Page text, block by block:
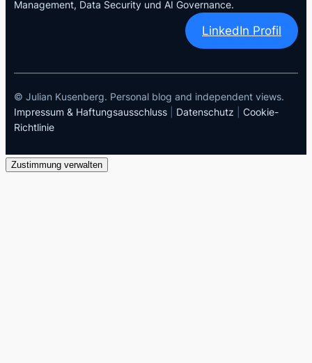
Management, Data Security und AI Governance.
LinkedIn Profil
© Julian Kusenberg. Personal blog and independent views.
Impressum & Haftungsausschluss
Datenschutz
Cookie-
Richtlinie
Zustimmung verwalten